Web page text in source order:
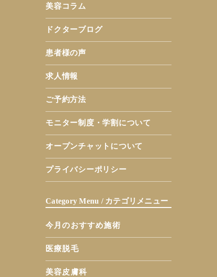
美容コラム
ドクターブログ
患者様の声
求人情報
ご予約方法
モニター制度・学割について
オープンチャットについて
プライバシーポリシー
Category Menu / カテゴリメニュー
今月のおすすめ施術
医療脱毛
美容皮膚科